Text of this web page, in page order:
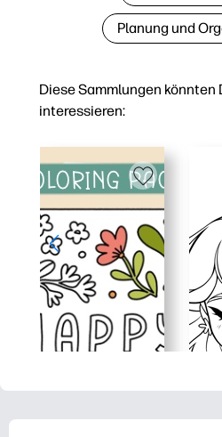
Diese Sammlungen könnten
interessieren:
Planung und